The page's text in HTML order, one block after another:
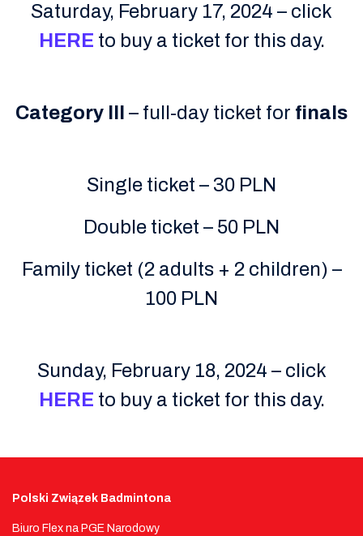
Saturday, February 17, 2024 – click
HERE to buy a ticket for this day.
Category III – full-day ticket for finals
Single ticket – 30 PLN
Double ticket – 50 PLN
Family ticket (2 adults + 2 children) –
100 PLN
Sunday, February 18, 2024 – click
HERE to buy a ticket for this day.
Polski Związek Badmintona
Biuro Flex na PGE Narodowy